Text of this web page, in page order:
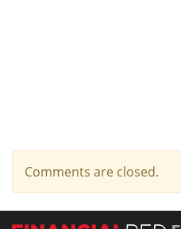
Comments are closed.